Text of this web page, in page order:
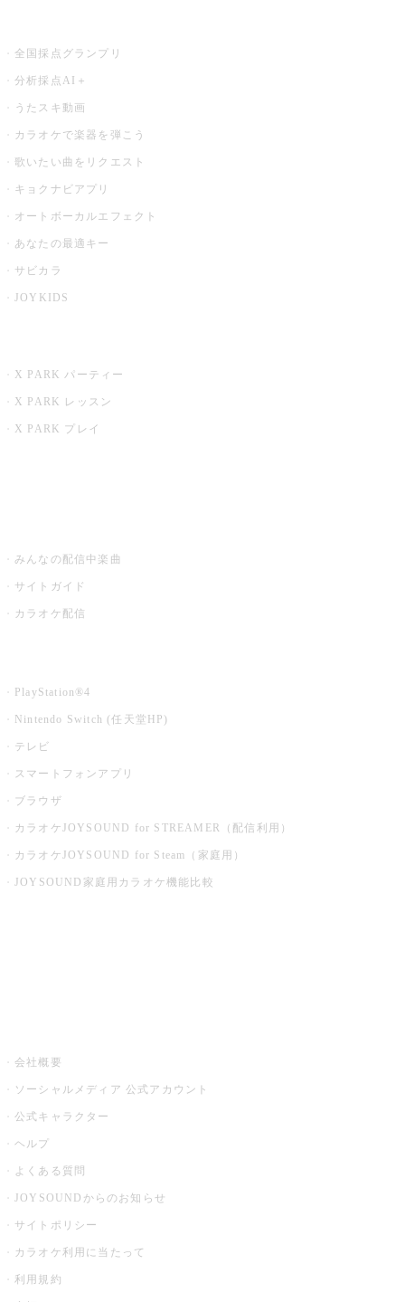
全国採点グランプリ
分析採点AI＋
うたスキ動画
カラオケで楽器を弾こう
歌いたい曲をリクエスト
キョクナビアプリ
オートボーカルエフェクト
あなたの最適キー
サビカラ
JOYKIDS
X PARK パーティー
X PARK レッスン
X PARK プレイ
みんなの配信中楽曲
サイトガイド
カラオケ配信
PlayStation®4
Nintendo Switch (任天堂HP)
テレビ
スマートフォンアプリ
ブラウザ
カラオケJOYSOUND for STREAMER（配信利用）
カラオケJOYSOUND for Steam（家庭用）
JOYSOUND家庭用カラオケ機能比較
会社概要
ソーシャルメディア 公式アカウント
公式キャラクター
ヘルプ
よくある質問
JOYSOUNDからのお知らせ
サイトポリシー
カラオケ利用に当たって
利用規約